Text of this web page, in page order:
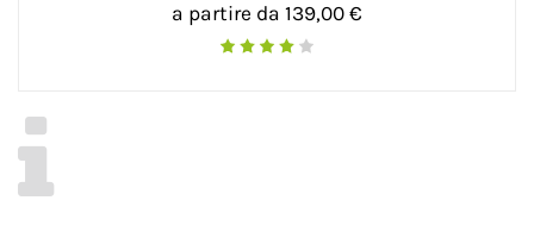
a partire da 139,00 €